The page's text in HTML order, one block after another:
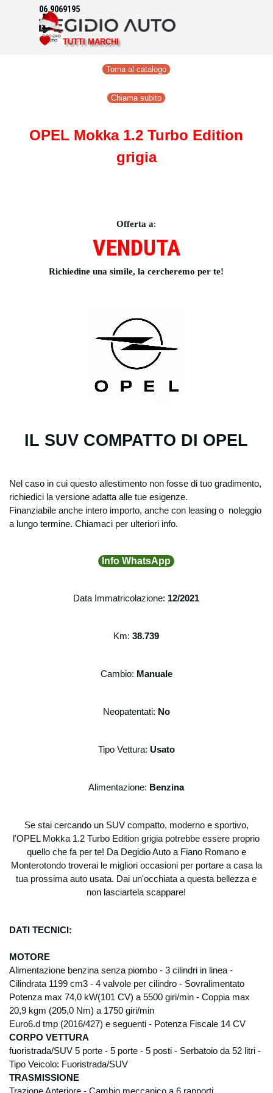
Vai ai contenuti
Salta menù
TUTTI MARCHI
06.9069195
Torna al catalogo
Chiama subito
OPEL Mokka 1.2 Turbo Edition
grigia
Offerta a:
VENDUTA
Richiedine una simile, la cercheremo per te!
IL SUV COMPATTO DI OPEL
Nel caso in cui questo allestimento non fosse di tuo gradimento,
richiedici la versione adatta alle tue esigenze.
Finanziabile anche intero importo, anche con leasing o noleggio
a lungo termine. Chiamaci per ulteriori info.
Info WhatsApp
Data Immatricolazione: 12/2021
Km: 38.739
Cambio: Manuale
Neopatentati: No
Tipo Vettura: Usato
Alimentazione: Benzina
Se stai cercando un SUV compatto, moderno e sportivo,
l'OPEL Mokka 1.2 Turbo Edition grigia potrebbe essere proprio
quello che fa per te! Da Degidio Auto a Fiano Romano e
Monterotondo troverai le migliori occasioni per portare a casa la
tua prossima auto usata. Dai un'occhiata a questa bellezza e
non lasciartela scappare!
DATI TECNICI:
MOTORE
Alimentazione benzina senza piombo - 3 cilindri in linea -
Cilindrata 1199 cm3 - 4 valvole per cilindro - Sovralimentato
Potenza max 74,0 kW(101 CV) a 5500 giri/min - Coppia max
20,9 kgm (205,0 Nm) a 1750 giri/min
Euro6.d tmp (2016/427) e seguenti - Potenza Fiscale 14 CV
CORPO VETTURA
fuoristrada/SUV 5 porte - 5 porte - 5 posti - Serbatoio da 52 litri -
Tipo Veicolo: Fuoristrada/SUV
TRASMISSIONE